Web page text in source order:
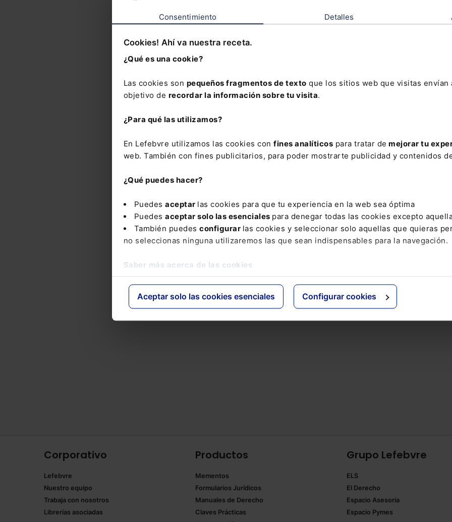
Consentimiento Detalles
Cookies! Ahí va nuestra receta.
¿Qué es una cookie?
Las cookies son pequeños fragmentos de texto que los sitios web que visitas envían
objetivo de recordar la información sobre tu visita.
¿Para qué las utilizamos?
En Lefebvre utilizamos las cookies con fines analíticos para tratar de mejorar tu
web. También con fines publicitarios, para poder mostrarte publicidad y contenidos
¿Qué puedes hacer?
Puedes aceptar las cookies para que tu experiencia en la web sea óptima
Puedes aceptar solo las esenciales para denegar todas las cookies excepto
También puedes configurar las cookies y seleccionar solo aquellas que quieras
no seleccionas ninguna utilizaremos las que sean indispensables para la navegación.
Saber más acerca de las cookies
Aceptar solo las cookies esenciales Configurar cookies
Demanda reconvencional
dicha muerte: ¿responden a
título particular?
municipal en viaje oficial:
abonarla el Ayuntamiento o
Eventual responsabilidad del
desconocido a vehículo
estacionado en régimen de
alquiler
Daños causados por
Corporativo
Lefebvre
Nuestro equipo
Trabaja con nosotros
Librerías asociadas
Productos
Mementos
Formularios Jurídicos
Manuales de Derecho
Claves Prácticas
Grupo Lefebvre
ELS
El Derecho
Espacio Asesoría
Espacio Pymes